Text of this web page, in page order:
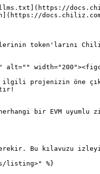
token'larını Chiliz
alt=""
projenizin öne
bir EVM
Bu kılavuzu
listing>" %}